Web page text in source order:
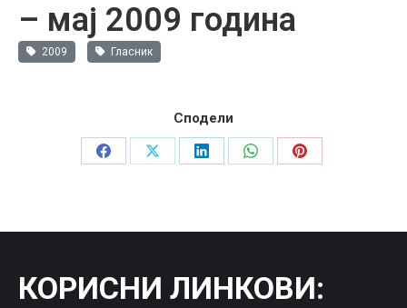
– мај 2009 година
2009 Гласник
Сподели
Share
Share
Share
Share
Share
КОРИСНИ ЛИНКОВИ: